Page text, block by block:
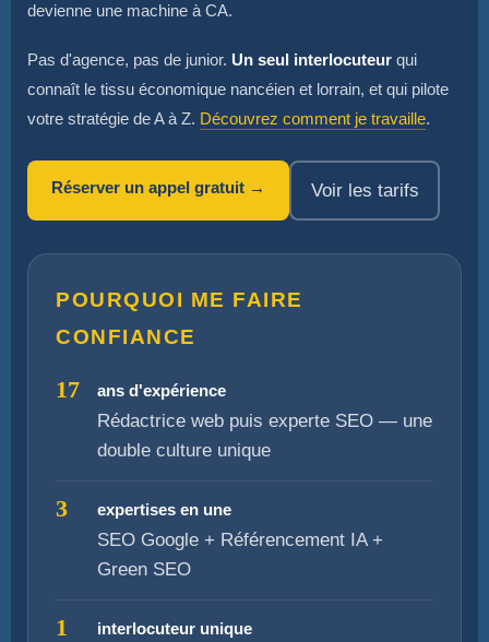
devienne une machine à CA.
Pas d'agence, pas de junior. Un seul interlocuteur qui
connaît le tissu économique nancéien et lorrain, et qui pilote
votre stratégie de A à Z. Découvrez comment je travaille.
Réserver un appel gratuit → Voir les tarifs
POURQUOI ME FAIRE
CONFIANCE
17 ans d'expérience
Rédactrice web puis experte SEO — une
double culture unique
3 expertises en une
SEO Google + Référencement IA +
Green SEO
1 interlocuteur unique